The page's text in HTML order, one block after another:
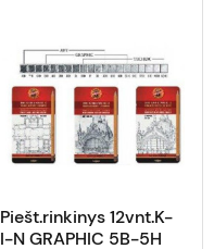
Piešt.rinkinys 12vnt.K-
I-N GRAPHIC 5B-5H